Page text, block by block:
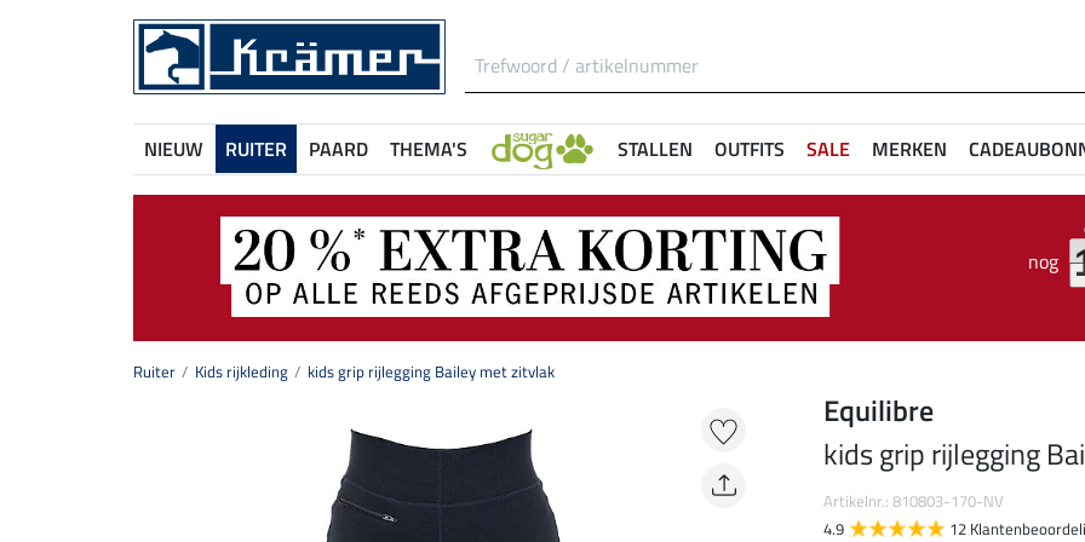
NIEUW RUITER PAARD THEMA'S STALLEN OUTFITS SALE MERKEN
nog
Ruiter Kids rijkleding kids grip rijlegging Bailey met zitvlak
Equilibre
kids grip rijlegging
Artikelnr.: 810803-170-NV
4.9
12